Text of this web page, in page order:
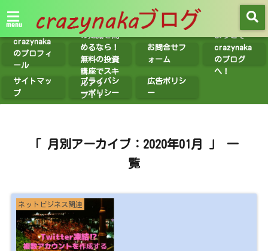
menu
crazynaka
のプロフィ
ール
紹介】投資
の知識を高
めるなら！
無料の投資
講座でスキ
ルアッ
プ！！
お問合せフ
ォーム
ようこそ
crazynaka
のブログ
へ！
サイトマッ
プ
プライバシ
ーポリシー
広告ポリシ
ー
「 月別アーカイブ：2020年01月 」 一
覧
ネットビジネス関連